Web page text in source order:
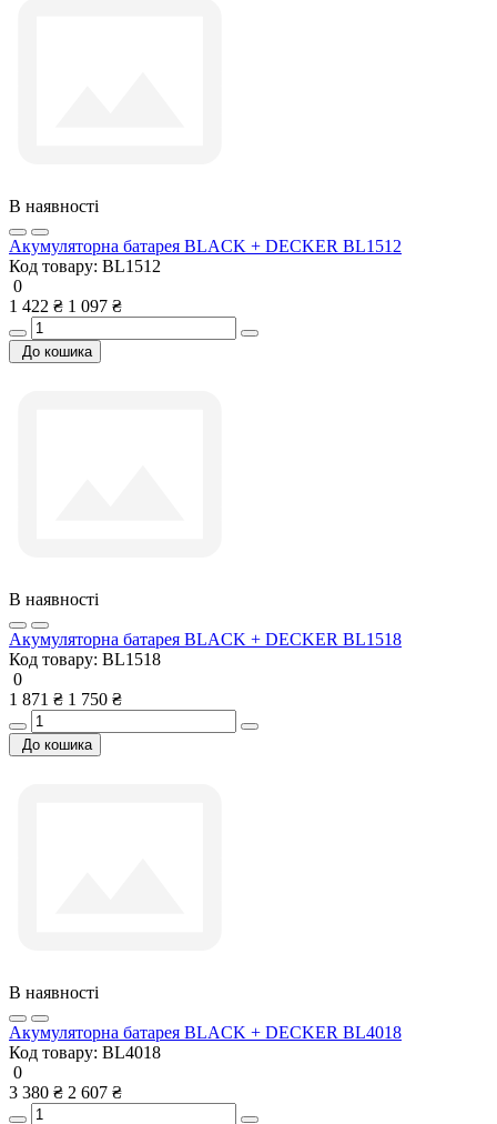
В наявності
Акумуляторна батарея BLACK + DECKER BL1512
Код товару: BL1512
0
1 422 ₴ 1 097 ₴
До кошика
В наявності
Акумуляторна батарея BLACK + DECKER BL1518
Код товару: BL1518
0
1 871 ₴ 1 750 ₴
До кошика
В наявності
Акумуляторна батарея BLACK + DECKER BL4018
Код товару: BL4018
0
3 380 ₴ 2 607 ₴